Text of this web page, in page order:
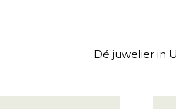
Dé juwelier in